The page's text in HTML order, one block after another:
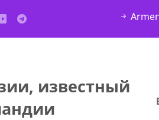
известный